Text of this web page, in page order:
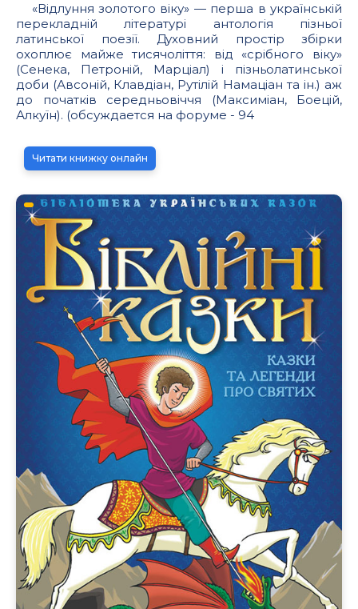
«Відлуння золотого віку» — перша в українській
перекладній літературі антологія пізньої
латинської поезії. Духовний простір збірки
охоплює майже тисячоліття: від «срібного віку»
(Сенека, Петроній, Марціал) і пізньолатинської
доби (Авсоній, Клавдіан, Рутілій Намаціан та ін.) аж
до початків середньовіччя (Максиміан, Боецій,
Алкуїн). (обсуждается на форуме - 94
Читати книжку онлайн